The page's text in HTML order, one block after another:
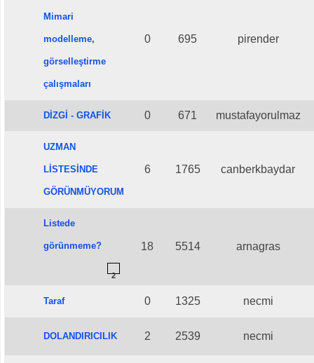
Mimari
modelleme,
görselleştirme
çalışmaları
0 695 pirender
DİZGİ - GRAFİK 0 671 mustafayorulmaz
UZMAN
LİSTESİNDE
GÖRÜNMÜYORUM
6 1765 canberkbaydar
Listede
görünmeme?
2
18 5514 arnagras
Taraf 0 1325 necmi
DOLANDIRICILIK 2 2539 necmi